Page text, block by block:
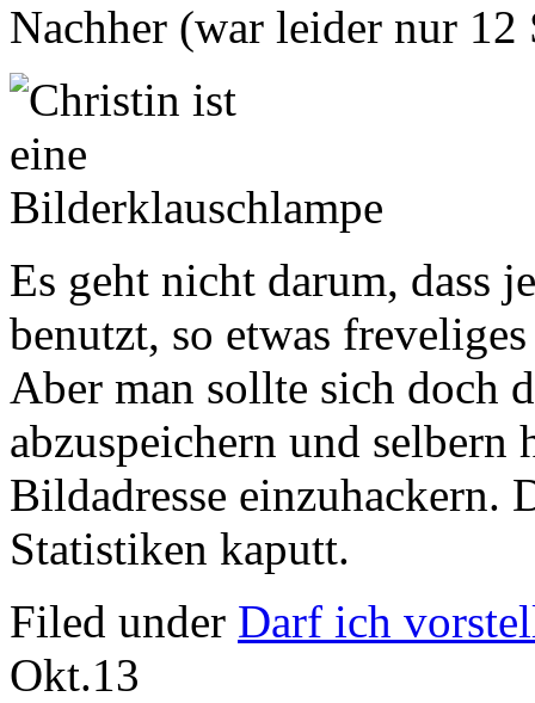
Nachher (war leider nur 12
Es geht nicht darum, dass
benutzt, so etwas
Aber man sollte sich doch
abzuspeichern und selbern
Bildadresse einzuhackern.
Statistiken kaputt.
Filed under Darf ich
Okt.13